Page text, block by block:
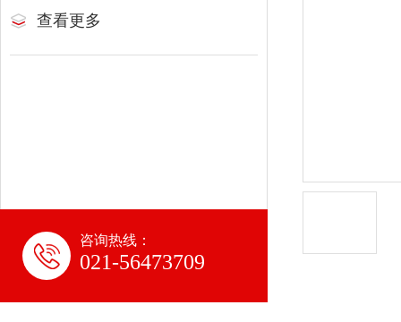
查看更多
咨询热线：
021-56473709